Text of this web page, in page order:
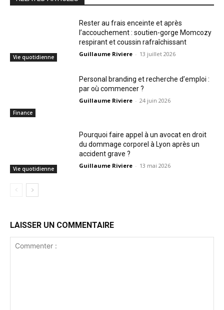
Vie quotidienne
Rester au frais enceinte et après
l’accouchement : soutien-gorge Momcozy
respirant et coussin rafraîchissant
Guillaume Riviere - 13 juillet 2026
Finance
Personal branding et recherche d’emploi :
par où commencer ?
Guillaume Riviere - 24 juin 2026
Vie quotidienne
Pourquoi faire appel à un avocat en droit
du dommage corporel à Lyon après un
accident grave ?
Guillaume Riviere - 13 mai 2026
LAISSER UN COMMENTAIRE